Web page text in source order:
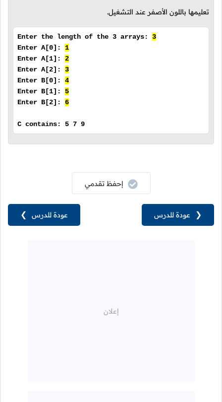
تعليمها باللون الأصفر عند التشغيل.
Enter the length of the 3 arrays: 3
Enter A[0]: 1
Enter A[1]: 2
Enter A[2]: 3
Enter B[0]: 4
Enter B[1]: 5
Enter B[2]: 6
C contains: 5 7 9
عودة للدرس ❯
إحفظ تقدمي
❮ عودة للدرس